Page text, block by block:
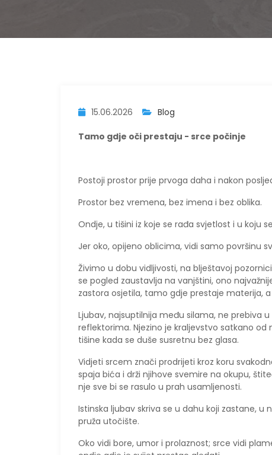
15.06.2026 Blog
Tamo gdje oči prestaju - srce počinje
Postoji prostor prije prvoga daha i nakon
Prostor bez vremena, bez imena i bez oblika.
Ondje, u tišini iz koje se rađa svjetlost i u koju
Jer oko, opijeno oblicima, vidi samo površinu
Živimo u dobu vidljivosti, na blještavoj
se pogled zaustavlja na vanjštini, ono
zastora osjetila, tamo gdje prestaje materija,
Ljubav, najsuptilnija među silama, ne prebiva
reflektorima. Njezino je kraljevstvo satkano
tišine kada se duše susretnu bez glasa.
Vidjeti srcem znači prodrijeti kroz koru
spaja bića i drži njihove svemire na okupu,
nje sve bi se rasulo u prah usamljenosti.
Istinska ljubav skriva se u dahu koji zastane, u
pruža utočište.
Oko vidi bore, umor i prolaznost; srce vidi